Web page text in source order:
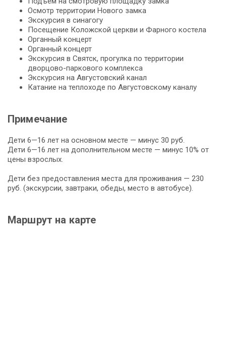
Осмотр тер­ри­то­рии Но­во­го зам­ка
Экс­кур­сия в си­на­го­гу
По­се­ще­ние Коложской церк­ви и Фар­но­го ко­сте­ла
Ор­ган­ный кон­церт
Ор­ган­ный кон­церт
Экс­кур­сия в Святск, про­гул­ка по тер­ри­то­рии
дворцово-паркового ком­плек­са
Экс­кур­сия на Ав­гу­стов­ский ка­нал
Ка­та­ние на теп­ло­хо­де по Ав­гу­стов­ско­му ка­на­лу
Примечание
Дети 6—16 лет на основном месте — минус 30 руб.
Дети 6—16 лет на дополнительном месте — минус 10% от
цены взрослых.
Дети без предоставления места для проживания — 230
руб. (экскурсии, завтраки, обеды, место в автобусе).
Маршрут на карте